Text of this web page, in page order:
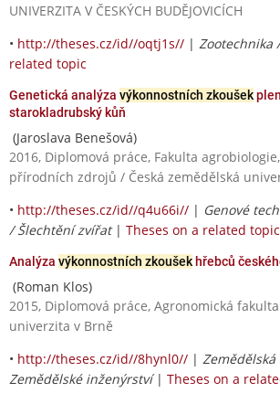
UNIVERZITA V ČESKÝCH BUDĚJOVICÍCH
• http://theses.cz/id//oqtj1s// | Zootechnika
related topic
Genetická analýza výkonnostních zkoušek
starokladrubský kůň
(Jaroslava Benešová)
2016, Diplomová práce, Fakulta
přírodních zdrojů / Česká zemědělská
• http://theses.cz/id//q4u66i// | Genové
/ Šlechtění zvířat| Theses on a related topic
Analýza výkonnostních zkoušek hřebců
(Roman Klos)
2015, Diplomová práce, Agronomická
univerzita v Brně
• http://theses.cz/id//8hynl0// |
Zemědělské inženýrství| Theses on a